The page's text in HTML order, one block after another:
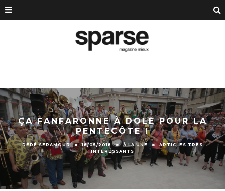
ÇA FANFARONNE À DOLE POUR LA
PENTECÔTE !
DÉDÉ SERAMOUR 18/05/2018 À LA UNE
ARTICLES TRÈS
INTÉRESSANTS